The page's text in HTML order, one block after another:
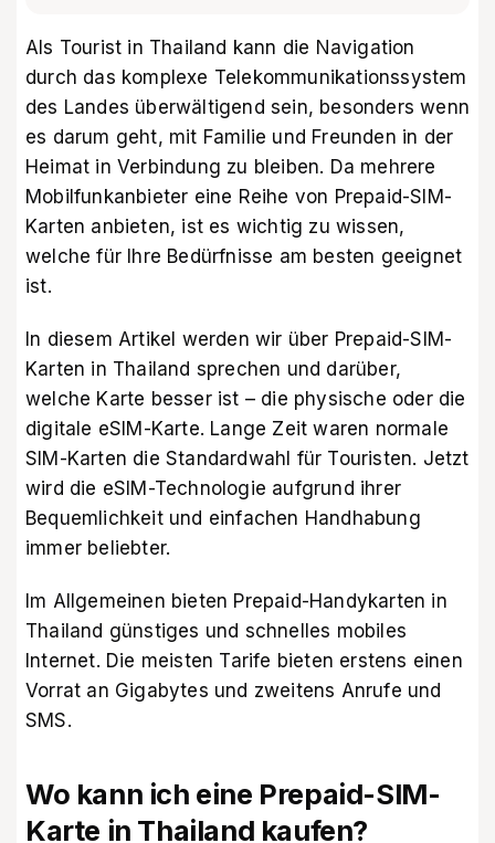
Als Tourist in Thailand kann die Navigation
durch das komplexe Telekommunikationssystem
des Landes überwältigend sein, besonders wenn
es darum geht, mit Familie und Freunden in der
Heimat in Verbindung zu bleiben. Da mehrere
Mobilfunkanbieter eine Reihe von Prepaid-SIM-
Karten anbieten, ist es wichtig zu wissen,
welche für Ihre Bedürfnisse am besten geeignet
ist.
In diesem Artikel werden wir über Prepaid-SIM-
Karten in Thailand sprechen und darüber,
welche Karte besser ist – die physische oder die
digitale eSIM-Karte. Lange Zeit waren normale
SIM-Karten die Standardwahl für Touristen. Jetzt
wird die eSIM-Technologie aufgrund ihrer
Bequemlichkeit und einfachen Handhabung
immer beliebter.
Im Allgemeinen bieten Prepaid-Handykarten in
Thailand günstiges und schnelles mobiles
Internet. Die meisten Tarife bieten erstens einen
Vorrat an Gigabytes und zweitens Anrufe und
SMS.
Wo kann ich eine Prepaid-SIM-
Karte in Thailand kaufen?